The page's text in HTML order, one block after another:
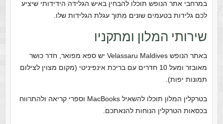
במרחבי אתר הנופש תוכלו להבחין באיש הגלידה הידידותי שיציע
לכם גלידות בטעמים שונים מתוך עגלת הגלידות שלו.
שירותי המלון ומתקניו
באתר הנופש Velassaru Maldives יש ספא מפואר, חדר כושר
מאובזר ומעל 10 חדרים עם בריכת אינפיניטי (מקום מצוין לצילום
תמונות יפות).
בטרקלין המלון תוכלו להשאיל MacBooks וספרי קריאה ולהתרווח
בכסאות הטרקלין הנוחות להנאתכם.